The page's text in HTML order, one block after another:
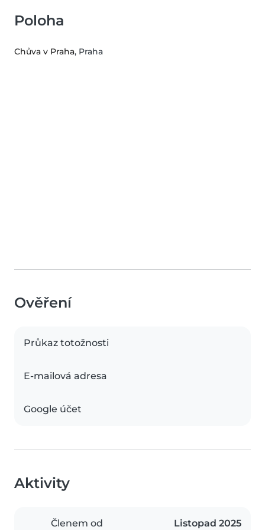
Poloha
Chůva v Praha, Praha
Ověření
Průkaz totožnosti
E-mailová adresa
Google účet
Aktivity
Členem od Listopad 2025